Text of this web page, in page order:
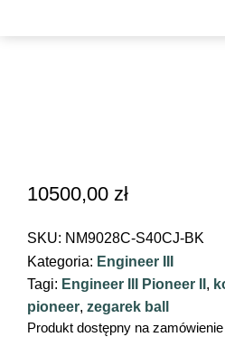
10500,00 zł
SKU: NM9028C-S40CJ-BK
Kategoria: Engineer III
Tagi: Engineer III Pioneer II ,
pioneer, zegarek ball
Produkt dostępny na zamówienie